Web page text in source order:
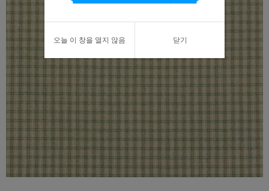
오늘 이 창을 열지 않음 닫기